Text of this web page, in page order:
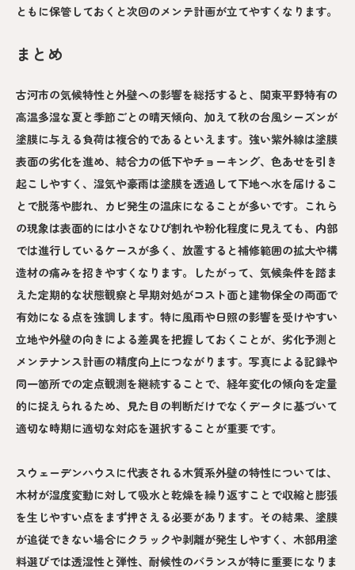
ともに保管しておくと次回のメンテ計画が立てやすくなります。
まとめ
古河市の気候特性と外壁への影響を総括すると、関東平野特有の
高温多湿な夏と季節ごとの晴天傾向、加えて秋の台風シーズンが
塗膜に与える負荷は複合的であるといえます。強い紫外線は塗膜
表面の劣化を進め、結合力の低下やチョーキング、色あせを引き
起こしやすく、湿気や豪雨は塗膜を透過して下地へ水を届けるこ
とで脱落や膨れ、カビ発生の温床になることが多いです。これら
の現象は表面的には小さなひび割れや粉化程度に見えても、内部
では進行しているケースが多く、放置すると補修範囲の拡大や構
造材の痛みを招きやすくなります。したがって、気候条件を踏ま
えた定期的な状態観察と早期対処がコスト面と建物保全の両面で
有効になる点を強調します。特に風雨や日照の影響を受けやすい
立地や外壁の向きによる差異を把握しておくことが、劣化予測と
メンテナンス計画の精度向上につながります。写真による記録や
同一箇所での定点観測を継続することで、経年変化の傾向を定量
的に捉えられるため、見た目の判断だけでなくデータに基づいて
適切な時期に適切な対応を選択することが重要です。
スウェーデンハウスに代表される木質系外壁の特性については、
木材が湿度変動に対して吸水と乾燥を繰り返すことで収縮と膨張
を生じやすい点をまず押さえる必要があります。その結果、塗膜
が追従できない場合にクラックや剥離が発生しやすく、木部用塗
料選びでは透湿性と弾性、耐候性のバランスが特に重要になりま